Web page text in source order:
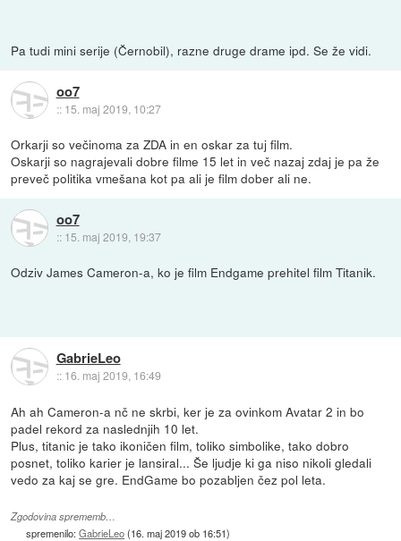
Pa tudi mini serije (Černobil), razne druge drame ipd. Se že vidi.
oo7
:: 15. maj 2019, 10:27
Orkarji so večinoma za ZDA in en oskar za tuj film.
Oskarji so nagrajevali dobre filme 15 let in več nazaj zdaj je pa že
preveč politika vmešana kot pa ali je film dober ali ne.
oo7
:: 15. maj 2019, 19:37
Odziv James Cameron-a, ko je film Endgame prehitel film Titanik.
GabrieLeo
:: 16. maj 2019, 16:49
Ah ah Cameron-a nč ne skrbi, ker je za ovinkom Avatar 2 in bo
padel rekord za naslednjih 10 let.
Plus, titanic je tako ikoničen film, toliko simbolike, tako dobro
posnet, toliko karier je lansiral... Še ljudje ki ga niso nikoli gledali
vedo za kaj se gre. EndGame bo pozabljen čez pol leta.
Zgodovina sprememb…
spremenilo:GabrieLeo(16. maj 2019 ob 16:51)